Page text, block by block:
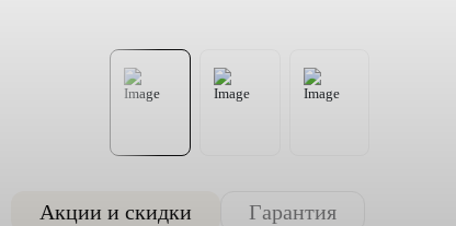
Акции и скидки Гарантия